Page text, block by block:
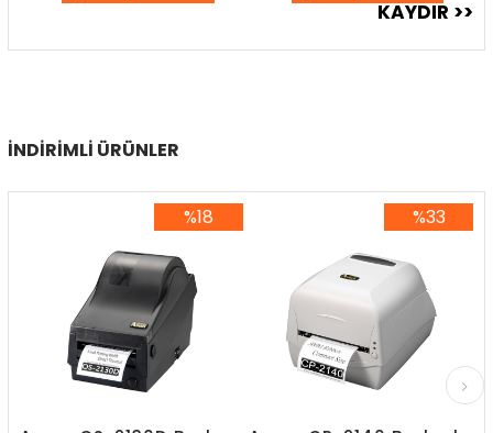
İNDIRIMLI ÜRÜNLER
%18
%33